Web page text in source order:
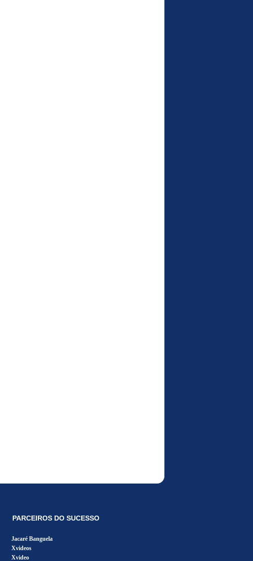
PARCEIROS DO SUCESSO
Jacaré Banguela
Xvideos
Xvideo